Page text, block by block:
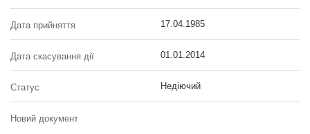
Дата прийняття 17.04.1985
Дата скасування дії 01.01.2014
Статус Недіючий
Новий документ